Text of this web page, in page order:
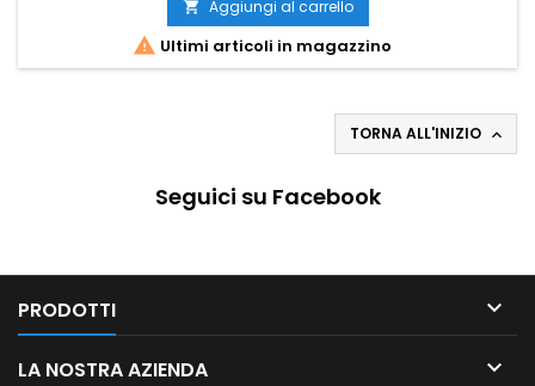
 Aggiungi al carrello
 Ultimi articoli in magazzino
TORNA ALL'INIZIO 
Seguici su Facebook
PRODOTTI 
LA NOSTRA AZIENDA 